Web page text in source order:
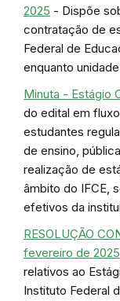
2025 - Dispõe
contratação de
Federal de
enquanto
Minuta - Estágio
do edital em
estudantes
de ensino,
realização de
âmbito do IFCE,
efetivos da
RESOLUÇÃO
fevereiro de 2025
relativos ao
Instituto Federal